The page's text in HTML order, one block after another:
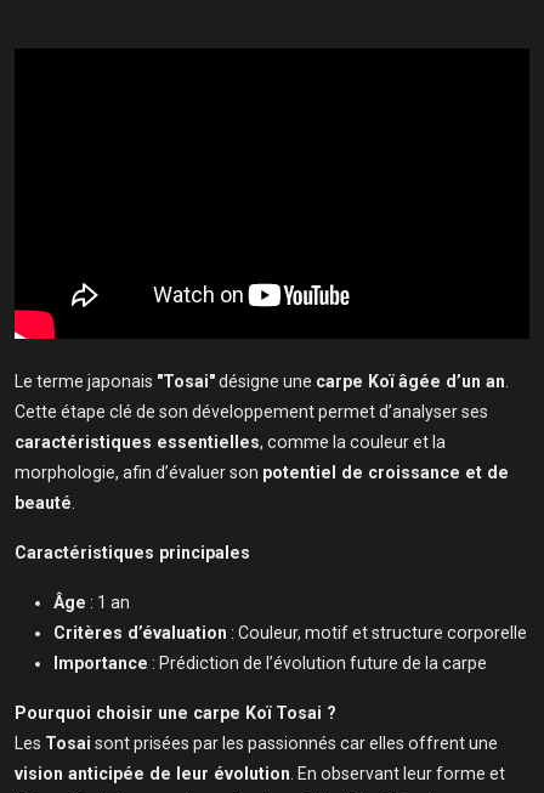
Le terme japonais "Tosai"désigne une carpe Koï âgée d’un an
Cette étape clé de son développement permet d’analyser ses
caractéristiques essentielles, comme la couleur et la
morphologie, afin d’évaluer son potentiel de croissance et de
beauté
Caractéristiques principales
Âge : 1 an
Critères d’évaluation : Couleur, motif et structure corporelle
Importance : Prédiction de l’évolution future de la carpe
Pourquoi choisir une carpe Koï Tosai ?
Les Tosai sont prisées par les passionnés car elles offrent une
vision anticipée de leur évolution . En observant leur forme et